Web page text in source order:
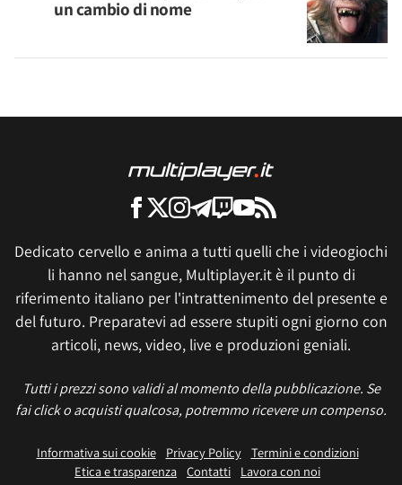
un cambio di nome
Dedicato cervello e anima a tutti quelli che i videogiochi
li hanno nel sangue, Multiplayer.it è il punto di
riferimento italiano per l'intrattenimento del presente e
del futuro. Preparatevi ad essere stupiti ogni giorno con
articoli, news, video, live e produzioni geniali.
Tutti i prezzi sono validi al momento della pubblicazione. Se
fai click o acquisti qualcosa, potremmo ricevere un compenso.
Informativa sui cookie Privacy Policy
Termini e condizioni
Etica e trasparenza Contatti Lavora con noi